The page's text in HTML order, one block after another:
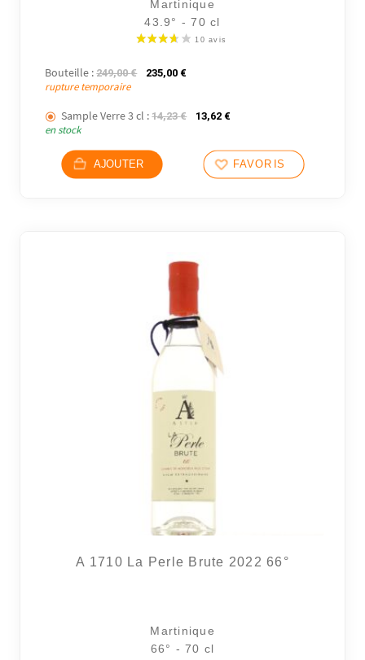
Martinique
43.9° - 70 cl
Bouteille : 249,00€ Le prix initial était : 249,00 €.
235,00 €Le prix actuel est : 235,00 €.
rupture temporaire
Sample Verre 3 cl : 14,23€ Le prix initial était : 14,23 €.
13,62 €Le prix actuel est : 13,62
en stock
AJOUTER FAVORIS
A 1710 La Perle Brute 2022 66°
Martinique
66° - 70 cl